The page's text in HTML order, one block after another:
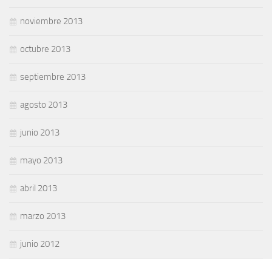
noviembre 2013
octubre 2013
septiembre 2013
agosto 2013
junio 2013
mayo 2013
abril 2013
marzo 2013
junio 2012